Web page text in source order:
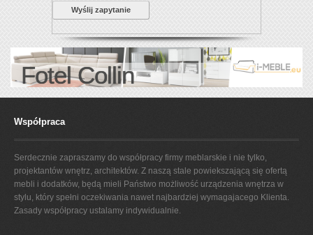
Wyślij zapytanie
Fotel Collin
Współpraca
Serdecznie zapraszamy do współpracy firmy meblarskie i nie tylko,
projektantów wnętrz, architektów. Z naszą stale powiekszającą się ofertą
mebli i dodatków, będą mieli Państwo możliwość urządzenia wnętrza w
stylu, który spełni oczekiwania nawet najbardziej wymagajacego Klienta.
Zasady współpracy ustalamy indywidualnie.